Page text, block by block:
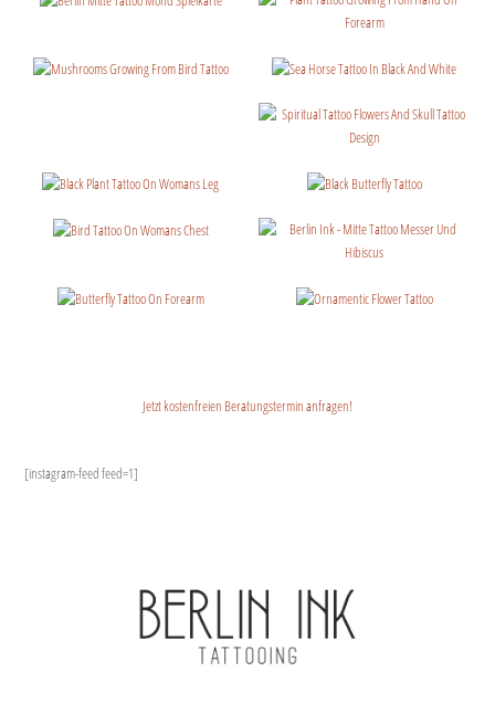
Jetzt kostenfreien Beratungstermin anfragen!
[instagram-feed feed=1]